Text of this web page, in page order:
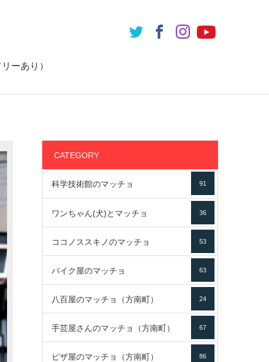
ーあり）
CATEGORY
科学技術館のマッチョ 91
ワンちゃん(犬)とマッチョ 36
ココノススキノのマッチョ 53
バイク屋のマッチョ 63
八百屋のマッチョ（方南町） 24
手芸屋さんのマッチョ（方南町） 67
ピザ屋のマッチョ（方南町） 86